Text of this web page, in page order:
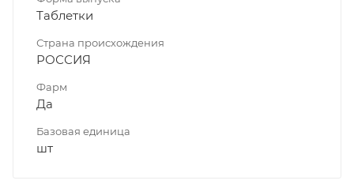
Таблетки
Страна происхождения
РОССИЯ
Фарм
Да
Базовая единица
шт